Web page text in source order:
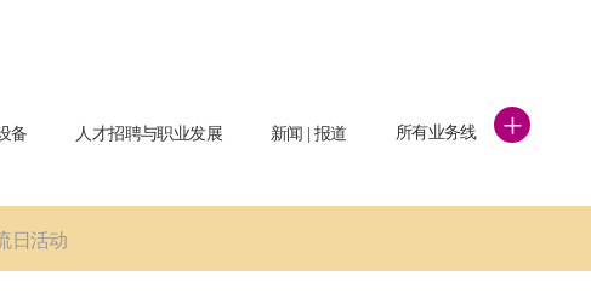
备 人才招聘与职业发展 新闻 | 报道 所有业务线 +
日活动